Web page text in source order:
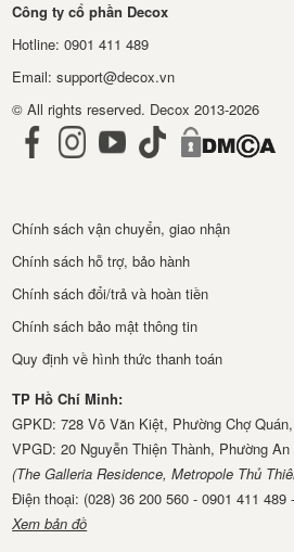
Công ty cổ phần Decox
Hotline: 0901 411 489
Email: support@decox.vn
© All rights reserved. Decox 2013-2026
Chính sách vận chuyển, giao nhận
Chính sách hỗ trợ, bảo hành
Chính sách đổi/trả và hoàn tiền
Chính sách bảo mật thông tin
Quy định về hình thức thanh toán
TP Hồ Chí Minh:
GPKD: 728 Võ Văn Kiệt, Phường Chợ
VPGD: 20 Nguyễn Thiện Thành, Phường
(The Galleria Residence, Metropole Thủ
Điện thoại: (028) 36 200 560 - 0901 411 489
Xem bản đồ